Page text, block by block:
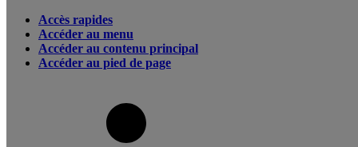
Accès rapides
Accéder au menu
Accéder au contenu principal
Accéder au pied de page